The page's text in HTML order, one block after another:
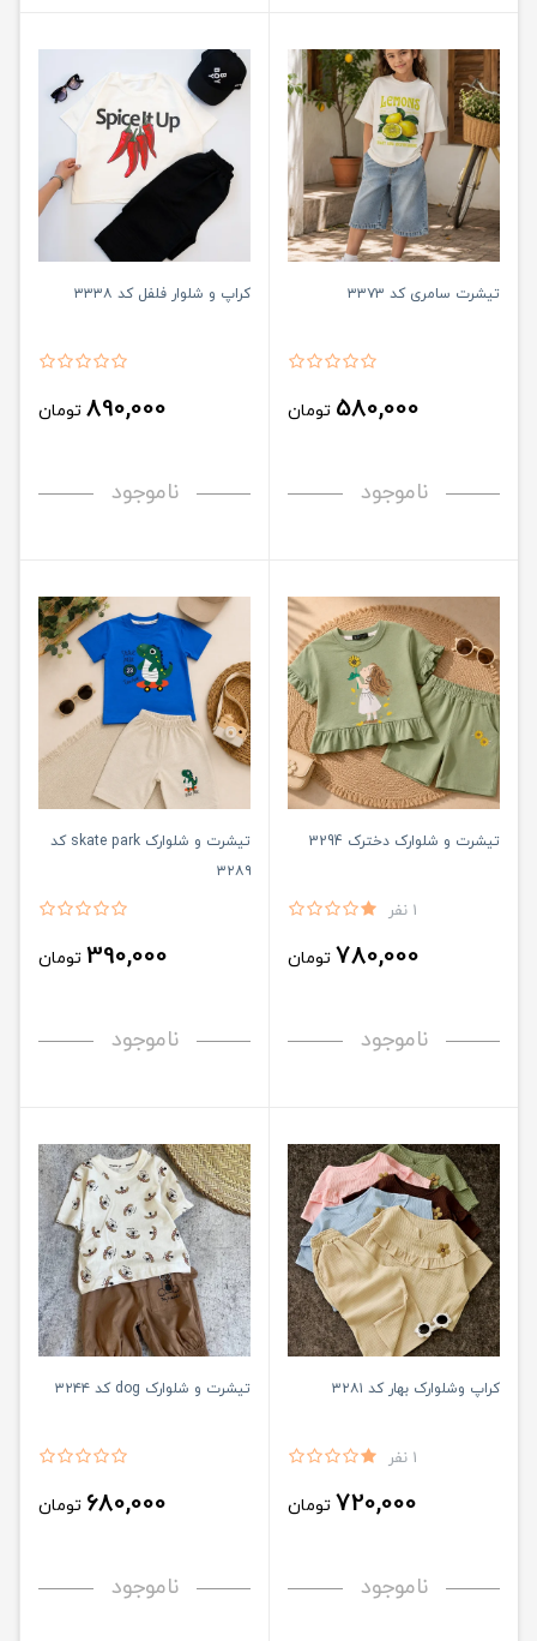
تیشرت سامری کد ۳۳۷۳
580,000 تومان
ناموجود
کراپ و شلوار فلفل کد ۳۳۳۸
890,000 تومان
ناموجود
تیشرت و شلوارک دخترک 3294
1 نفر
780,000 تومان
ناموجود
تیشرت و شلوارک skate park کد
۳۲۸۹
390,000 تومان
ناموجود
کراپ وشلوارک بهار کد ۳۲۸۱
1 نفر
720,000 تومان
ناموجود
تیشرت و شلوارک dog کد ۳۲۴۴
680,000 تومان
ناموجود